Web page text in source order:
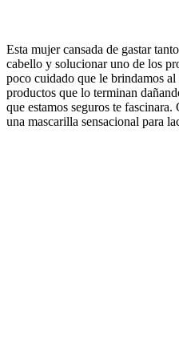
Esta mujer cansada de gastar
cabello y solucionar uno de los
poco cuidado que le brindamos
productos que lo terminan
que estamos seguros te
una mascarilla sensacional para